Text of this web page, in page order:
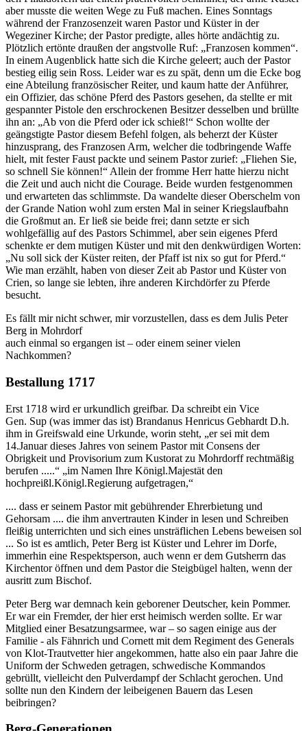
aber musste die weiten Wege zu Fuß machen. Eines Sonntags
während der Franzosenzeit waren Pastor und Küster in der
Wegeziner Kirche; der Pastor predigte, alles hörte andächtig zu.
Plötzlich ertönte draußen der angstvolle Ruf:
Franzosen kommen .
In einem Augenblick hatte sich die Kirche geleert; auch der Pastor
bestieg eilig sein Ross. Leider war es zu spät, denn um die Ecke bog
eine Abteilung französischer Reiter, und kaum hatte der Anführer,
ein Offizier, das schöne Pferd des Pastors gesehen, da stellte er mit
gespannter Pistole den erschrockenen Besitzer desselben und brüllte
ihn an:
Ab von die Pferd oder ick schieß!
Schon wollte der
geängstigte Pastor diesem Befehl folgen, als beherzt der Küster
hinzusprang, des Franzosen Arm, welcher die todbringende Waffe
hielt, mit fester Faust packte und seinem Pastor zurief:
Fliehen Sie,
so schnell Sie können!
Allein der fromme Herr hatte hierzu nicht
die Zeit und auch nicht die Courage. Beide wurden festgenommen
und erwarteten das schlimmste. Da wandelte dieser Oberschelm von
der Grande Nation wohl zum ersten Mal in seiner Kriegslaufbahn
die Großmut an. Er ließ sie beide frei; dann setzte er sich
wohlgefällig auf des Pastors Schimmel, aber sein eigenes Pferd
schenkte er dem mutigen Küster und mit den denkwürdigen Worten:
Nu soll sick der Küster reiten, der Pfaff ist nix so gut for Pferd.
Wie man erzählt, haben von dieser Zeit ab Pastor und Küster von
Crien, so lange sie lebten, ihre anderen Kirchdörfer zu Pferde
besucht.
Es fällt mir nicht schwer, mir vorzustellen, dass es dem Julis Peter
Berg in Mohrdorf
auch einmal so ergangen ist – oder einem seiner vielen
Nachkommen?
Bestallung 1717
Erst 1718 wird er urkundlich greifbar. Da schreibt ein Vice
Gen. Sup (was immer das ist) Brandanus Henricus Gebhardt D.h.
ihm in Greifswald eine Urkunde, worin steht,
er sei mit dem
14.Januar dieses Jahres von seinem Pastor mit Consens der
Obrigkeit und Provisorium zum Kustorat zu Mohrdorff rechtmäßig
berufen .....
im Namen Ihre Königl.Majestät den
hochpreißl.Königl.Regierung aufgetragen,
.... dass er seinem Pastor mit gebührender Ehrerbietung und
Gehorsam .... die ihm anvertrauten Kinder in lesen und Schreiben
fleißig unterrichten und sich eines unsträflichen Lebens beweisen sol
... So ist es amtlich, Peter Berg ist Küster und Lehrer im Dorfe,
immerhin eine Respektsperson, auch wenn er dem Gutsherrn das
Kirchentor öffnen und dem Pastor die Steigbügel halten, wenn der
ausritt zum Bischof.
Peter Berg war demnach kein geborener Deutscher, kein Pommer.
Er war ein Fremder, der hier erst heimisch werden sollte. Er war
Mitglied einer Besatzungsarmee, war – so sagen einige aus der
Familie - als Fähnrich und Cornett mit dem Regiment des Generals
von Klot-Trautvetter hier angekommen, hatte also ein paar Jahre die
Uniform der Schweden getragen, schwedische Kommandos
gebrüllt, vielleicht den Pulverdampf der Schlacht gerochen. Und
sollte nun den Kindern der leibeigenen Bauern das Lesen
beibringen?